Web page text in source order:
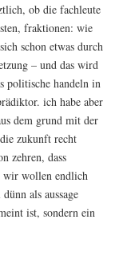
ob die fach­leu­te
frak­tio­nen: wie
schon etwas durch
– und das wird
poli­ti­sche han­deln in
ich habe aber
dem grund mit der
zukunft recht
zeh­ren, dass
wir wol­len end­lich
als aus­sa­ge
ist, son­dern ein